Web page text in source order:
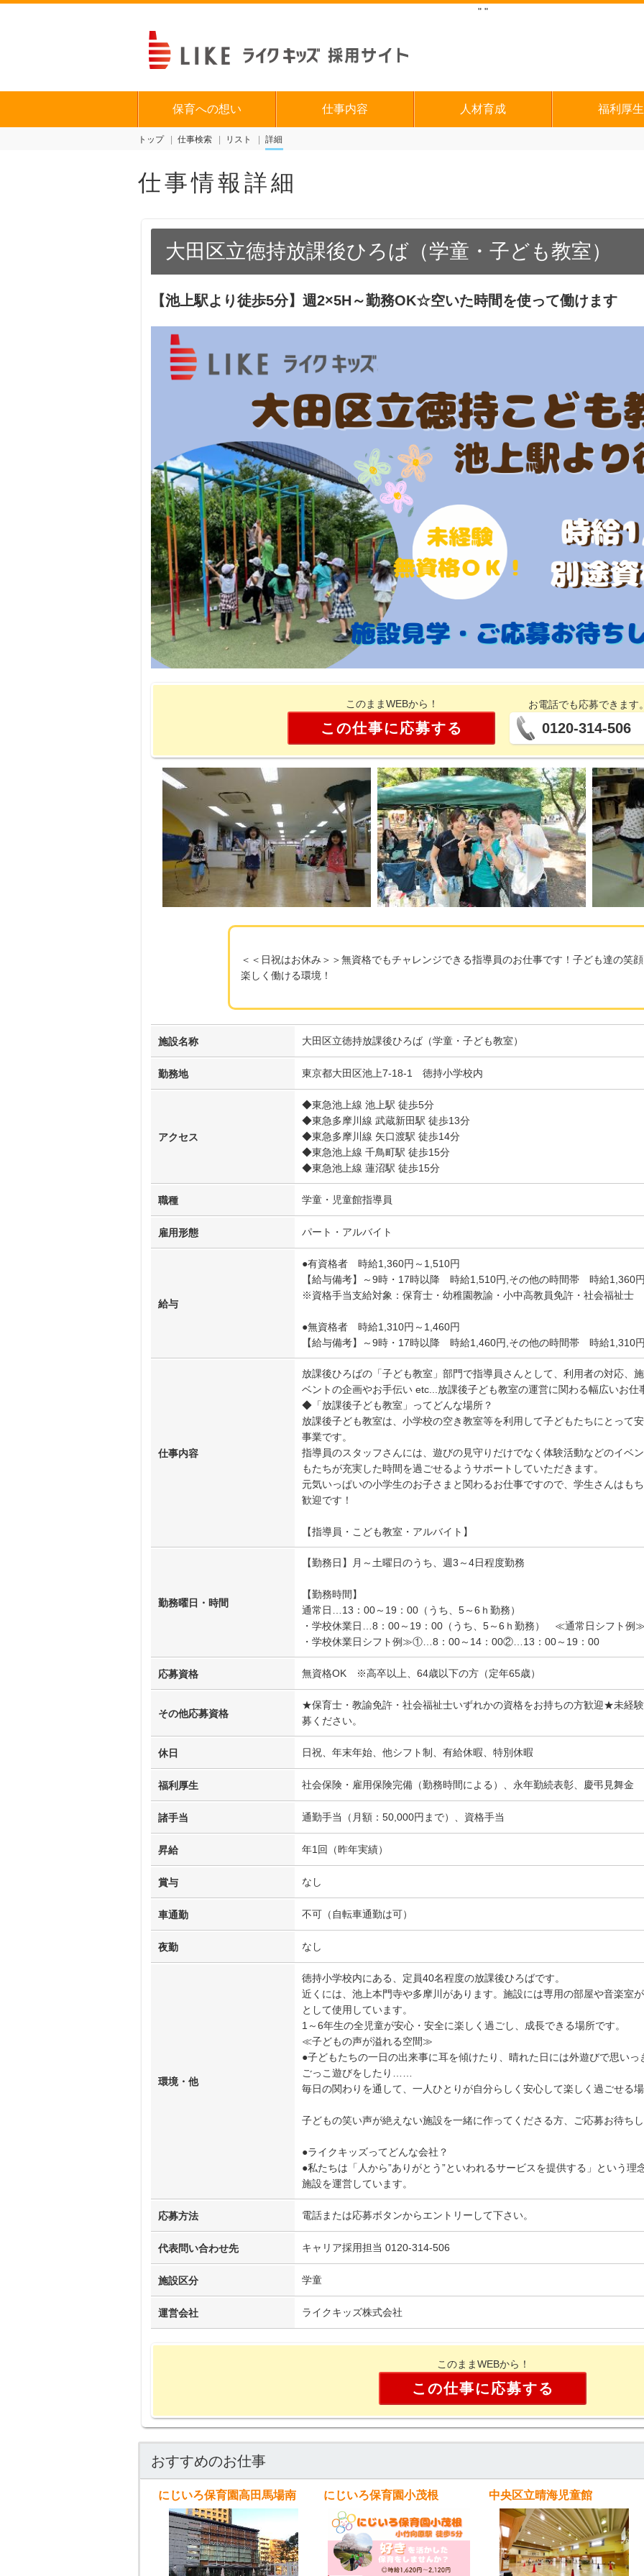
" "
保育への想い 仕事内容 人材育成 福利厚生
トップ 仕事検索 リスト 詳細
仕事情報詳細
大田区立徳持放課後ひろば（学童・子ども教室）
【池上駅より徒歩5分】週2×5H～勤務OK☆空いた時間を使って働けます
このままWEBから！
この仕事に応募する
お電話でも応募できます
0120-314-506
＜＜日祝はお休み＞＞無資格でもチャレンジできる指導員のお仕事です！子ども達の笑
楽しく働ける環境！
施設名称 大田区立徳持放課後ひろば（学童・子ども教室）
勤務地 東京都大田区池上7-18-1 徳持小学校内
アクセス
◆東急池上線 池上駅 徒歩5分
◆東急多摩川線 武蔵新田駅 徒歩13分
◆東急多摩川線 矢口渡駅 徒歩14分
◆東急池上線 千鳥町駅 徒歩15分
◆東急池上線 蓮沼駅 徒歩15分
職種 学童・児童館指導員
雇用形態 パート・アルバイト
給与
●有資格者 時給1,360円～1,510円
【給与備考】～9時・17時以降 時給1,510円,その他の時間帯 時給1,360
※資格手当支給対象：保育士・幼稚園教諭・小中高教員免許・社会福祉士
●無資格者 時給1,310円～1,460円
【給与備考】～9時・17時以降 時給1,460円,その他の時間帯 時給1,310
仕事内容
放課後ひろばの「子ども教室」部門で指導員さんとして、利用者の対応、
ベントの企画やお手伝い etc...放課後子ども教室の運営に関わる幅広いお仕
◆「放課後子ども教室」ってどんな場所？
放課後子ども教室は、小学校の空き教室等を利用して子どもたちにとって
事業です。
指導員のスタッフさんには、遊びの見守りだけでなく体験活動などのイベ
もたちが充実した時間を過ごせるようサポートしていただきます。
元気いっぱいの小学生のお子さまと関わるお仕事ですので、学生さんはも
歓迎です！
【指導員・こども教室・アルバイト】
勤務曜日・時間
【勤務日】月～土曜日のうち、週3～4日程度勤務
【勤務時間】
通常日…13：00～19：00（うち、5～6ｈ勤務）
・学校休業日…8：00～19：00（うち、5～6ｈ勤務） ≪通常日シフ
・学校休業日シフト例≫①…8：00～14：00②…13：00～19：00
応募資格 無資格OK ※高卒以上、64歳以下の方（定年65歳）
その他応募資格
★保育士・教諭免許・社会福祉士いずれかの資格をお持ちの方歓迎★未経
募ください。
休日 日祝、年末年始、他シフト制、有給休暇、特別休暇
福利厚生 社会保険・雇用保険完備（勤務時間による）、永年勤続表彰、慶弔見舞金
諸手当 通勤手当（月額：50,000円まで）、資格手当
昇給 年1回（昨年実績）
賞与 なし
車通勤 不可（自転車通勤は可）
夜勤 なし
環境・他
徳持小学校内にある、定員40名程度の放課後ひろばです。
近くには、池上本門寺や多摩川があります。施設には専用の部屋や音楽室
として使用しています。
1～6年生の全児童が安心・安全に楽しく過ごし、成長できる場所です。
≪子どもの声が溢れる空間≫
●子どもたちの一日の出来事に耳を傾けたり、晴れた日には外遊びで思い
ごっこ遊びをしたり……
毎日の関わりを通して、一人ひとりが自分らしく安心して楽しく過ごせる
子どもの笑い声が絶えない施設を一緒に作ってくださる方、ご応募お待ち
●ライクキッズってどんな会社？
●私たちは「人から”ありがとう”といわれるサービスを提供する」という
施設を運営しています。
応募方法 電話または応募ボタンからエントリーして下さい。
代表問い合わせ先 キャリア採用担当 0120-314-506
施設区分 学童
運営会社 ライクキッズ株式会社
このままWEBから！
この仕事に応募する
おすすめのお仕事
にじいろ保育園高田馬場南 にじいろ保育園小茂根 中央区立晴海児童館